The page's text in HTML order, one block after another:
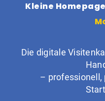
Kleine
Die digitale
– professionell,